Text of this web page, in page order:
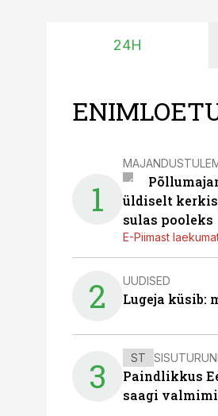
24H
1
üldiselt
sulas pooleks
E-Piimast
2 UUDISED
Lugeja küsib:
3 ST
Paindlikkus
saagi